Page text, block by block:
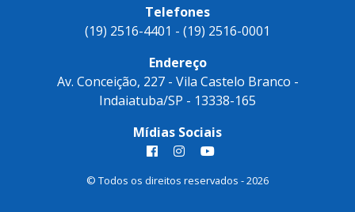
Telefones
(19) 2516-4401 - (19) 2516-0001
Endereço
Av. Conceição, 227 - Vila Castelo Branco -
Indaiatuba/SP - 13338-165
Mídias Sociais
© Todos os direitos reservados - 2026